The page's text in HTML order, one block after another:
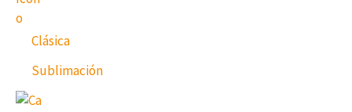
Clásica
Sublimación